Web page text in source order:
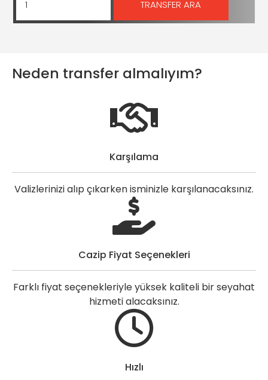
Neden transfer almalıyım?
Karşılama
Valizlerinizi alıp çıkarken isminizle karşılanacaksınız.
Cazip Fiyat Seçenekleri
Farklı fiyat seçenekleriyle yüksek kaliteli bir seyahat
hizmeti alacaksınız.
Hızlı